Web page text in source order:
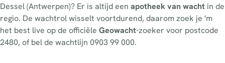
Dessel (Antwerpen)? Er is altijd een apotheek van wacht in de
regio. De wachtrol wisselt voortdurend, daarom zoek je 'm
het best live op de officiële Geowacht-zoeker voor postcode
2480, of bel de wachtlijn 0903 99 000.